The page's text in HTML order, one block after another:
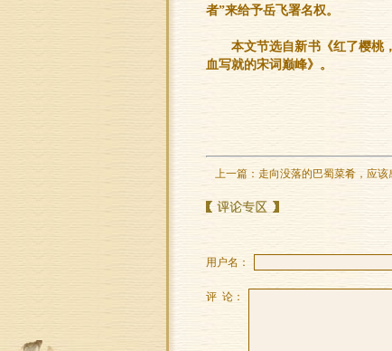
者”来给予岳飞署名权。
本文节选自新书《红了樱桃
血写就的宋词巅峰》。
上一篇： 走向没落的巴蜀菜肴，应该
用户名：
评 论：